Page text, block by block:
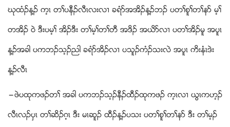
ဃုထံဥန႔ဥ က့ၚ တႈပနီဥလီၚလးလ႕ ခရံဏအအိဥန႔ဥဘဥ ပတႈစူႈတႈနဏ မ့ႈ
တအိဥ ၀ဲ ဒီးပမ့ႈ အိဥဒီး တႈမ့ႈတႈတီ အဒိဥ အဎိဏလ႕ ပတႈအိဥမူ အပူၚ
န႔ဥအခါ ပကဘဥသ့ဥညါ ခရံဏအိဥလ႕ ပသူဥကံဥသးလဲ အပူၚ ကိးနံၚဒဲး
န႔ဥလီၚ
”ဖဲပထုကဖဥတႈ အခါ ပကဘဥသ့ဥနီဥထီဥထုကဖဥ က့ၚလ႕ ဎြၚကဟ့ဥ
လီၚလဥပွၚ တႈဆိဥဂ့ၚ ဒီး မၚဆူဥ ထီဥန႔ဥပသး ပတႈစူႈတႈနဏ ဒီး တႈမ့ဥ